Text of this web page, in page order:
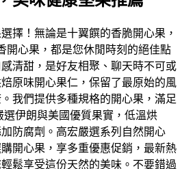
擇！無論是十翼饌的香脆開心果，
開心果，都是您休閒時刻的絕佳點
清甜，是好友相聚、聊天時不可或
原味開心果仁，保留了最原始的風
我們提供多種規格的開心果，滿足
伊朗與美國優質果實，低溫烘
防腐劑。高宏嚴選系列自然開心
開心果，享多重優惠促銷，最新熱
鬆享受這份天然的美味。不要錯過